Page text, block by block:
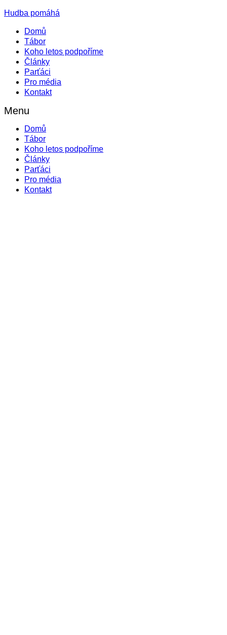
Hudba pomáhá
Domů
Tábor
Koho letos podpoříme
Články
Parťáci
Pro média
Kontakt
Menu
Domů
Tábor
Koho letos podpoříme
Články
Parťáci
Pro média
Kontakt